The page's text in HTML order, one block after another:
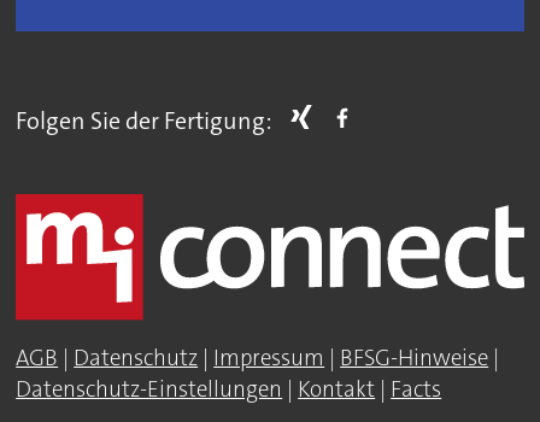
Folgen Sie der Fertigung:
AGB | Datenschutz | Impressum | BFSG-Hinweise |
Datenschutz-Einstellungen | Kontakt | Facts